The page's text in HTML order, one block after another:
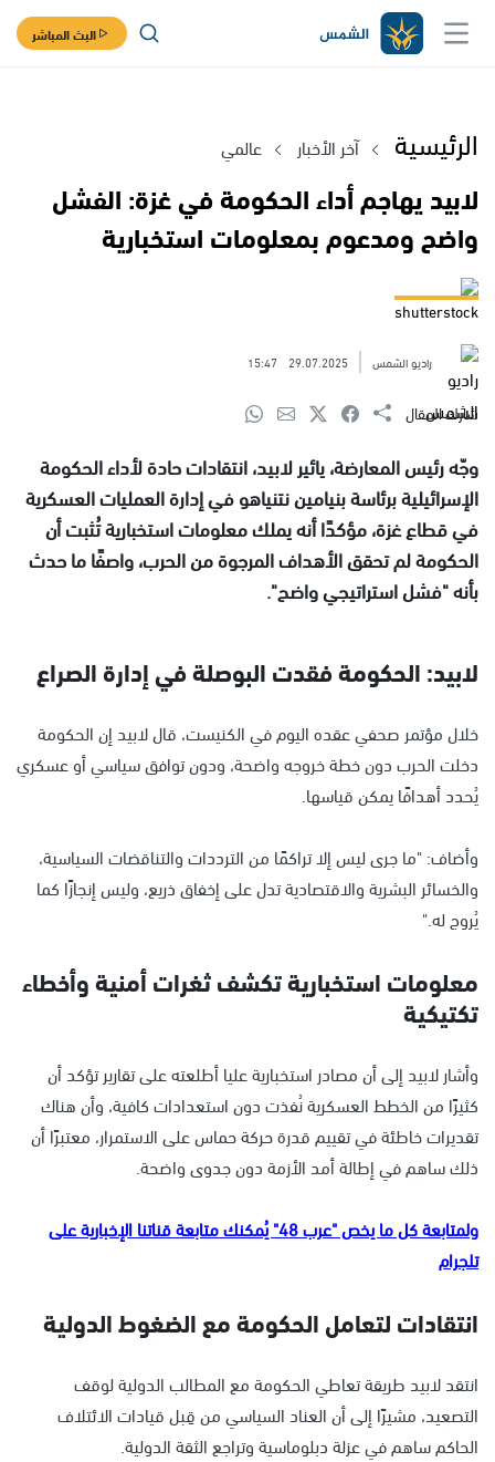
البث المباشر
الرئيسية آخر الأخبار عالمي
لابيد يهاجم أداء الحكومة في غزة: الفشل
واضح ومدعوم بمعلومات استخبارية
shutterstock
راديو الشمس 29.07.2025
15:47
شارك المقال
وجّه رئيس المعارضة، يائير لابيد، انتقادات حادة لأداء الحكومة
الإسرائيلية برئاسة بنيامين نتنياهو في إدارة العمليات العسكرية
في قطاع غزة، مؤكدًا أنه يملك معلومات استخبارية تُثبت أن
الحكومة لم تحقق الأهداف المرجوة من الحرب، واصفًا ما حدث
بأنه "فشل استراتيجي واضح".
لابيد: الحكومة فقدت البوصلة في إدارة الصراع
خلال مؤتمر صحفي عقده اليوم في الكنيست، قال لابيد إن الحكومة
دخلت الحرب دون خطة خروجه واضحة، ودون توافق سياسي أو عسكري
يُحدد أهدافًا يمكن قياسها.
وأضاف: "ما جرى ليس إلا تراكمًا من الترددات والتناقضات السياسية،
والخسائر البشرية والاقتصادية تدل على إخفاق ذريع، وليس إنجازًا كما
يُروج له."
معلومات استخبارية تكشف ثغرات أمنية وأخطاء
تكتيكية
وأشار لابيد إلى أن مصادر استخبارية عليا أطلعته على تقارير تؤكد أن
كثيرًا من الخطط العسكرية نُفذت دون استعدادات كافية، وأن هناك
تقديرات خاطئة في تقييم قدرة حركة حماس على الاستمرار، معتبرًا أن
ذلك ساهم في إطالة أمد الأزمة دون جدوى واضحة.
ولمتابعة كل ما يخص "عرب 48" يُمكنك متابعة قناتنا الإخبارية على
تلجرام
انتقادات لتعامل الحكومة مع الضغوط الدولية
انتقد لابيد طريقة تعاطي الحكومة مع المطالب الدولية لوقف
التصعيد، مشيرًا إلى أن العناد السياسي من قِبل قيادات الائتلاف
الحاكم ساهم في عزلة دبلوماسية وتراجع الثقة الدولية.